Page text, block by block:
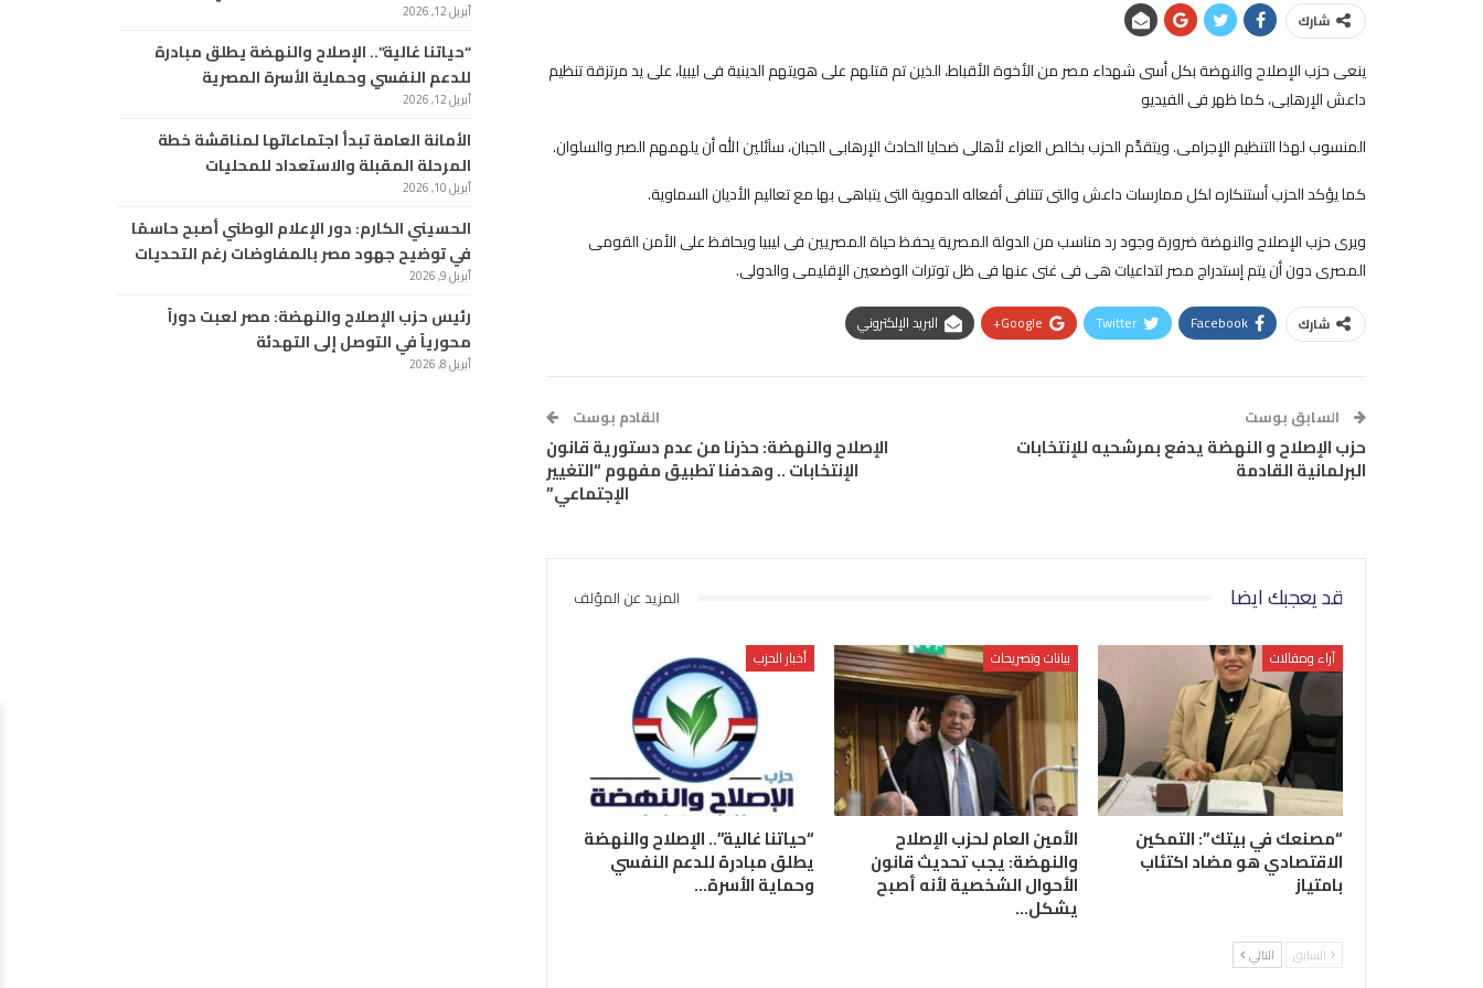
شارك
ينعى حزب الإصلاح والنهضة بكل أسى شهداء مصر من الأخوة الأقباط، الذين تم قتلهم على هويتهم الدينية فى ليبيا، على يد مرتزقة تنظيم
داعش الإرهابى، كما ظهر فى الفيديو
المنسوب لهذا التنظيم الإجرامى. ويتقدَّم الحزب بخالص العزاء لأهالى ضحايا الحادث الإرهابى الجبان، سآئلين الله أن يلهمهم الصبر والسلوان.
كما يؤكد الحزب أستنكاره لكل ممارسات داعش والتى تتنافى أفعاله الدموية التى يتباهى بها مع تعاليم الأديان السماوية.
ويرى حزب الإصلاح والنهضة ضرورة وجود رد مناسب من الدولة المصرية يحفظ حياة المصريين فى ليبيا ويحافظ على الأمن القومى
المصرى دون أن يتم إستدراج مصر لتداعيات هى فى غنى عنها فى ظل توترات الوضعين الإقليمى والدولى.
شارك Facebook
Twitter
Google+ البريد الإلكتروني
السابق بوست
حزب الإصلاح و النهضة يدفع بمرشحيه للإنتخابات
البرلمانية القادمة
القادم بوست
الإصلاح والنهضة: حذرنا من عدم دستورية قانون
الإنتخابات .. وهدفنا تطبيق مفهوم “التغيير
الإجتماعي”
قد يعجبك ايضا المزيد عن المؤلف
آراء ومقالات
“مصنعك في بيتك”: التمكين
الاقتصادي هو مضاد اكتئاب
بامتياز
بيانات وتصريحات
الأمين العام لحزب الإصلاح
والنهضة: يجب تحديث قانون
الأحوال الشخصية لأنه أصبح
يشكل…
أخبار الحزب
“حياتنا غالية”.. الإصلاح والنهضة
يطلق مبادرة للدعم النفسي
وحماية الأسرة…
السابق التالي
أبريل 12, 2026
“حياتنا غالية”.. الإصلاح والنهضة يطلق مبادرة
للدعم النفسي وحماية الأسرة المصرية
أبريل 12, 2026
الأمانة العامة تبدأ اجتماعاتها لمناقشة خطة
المرحلة المقبلة والاستعداد للمحليات
أبريل 10, 2026
الحسيني الكارم: دور الإعلام الوطني أصبح حاسمًا
في توضيح جهود مصر بالمفاوضات رغم التحديات
أبريل 9, 2026
رئيس حزب الإصلاح والنهضة: مصر لعبت دوراً
محورياً في التوصل إلى التهدئة
أبريل 8, 2026